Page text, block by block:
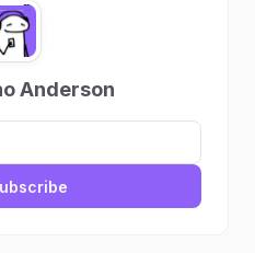
Anderson